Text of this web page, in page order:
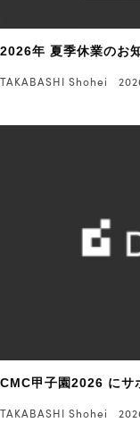
2026年 夏季休業のお
TAKABASHI Shohei
CMC甲子園2026 にサ
TAKABASHI Shohei